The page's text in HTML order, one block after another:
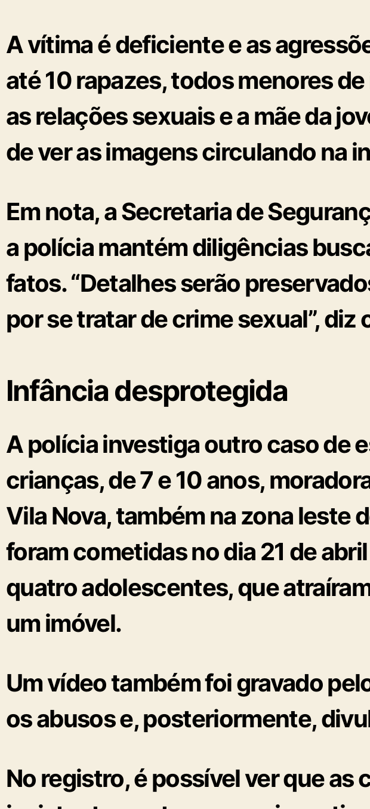
A vítima édeficientee as
até 10 rapazes, todos menores
as relações sexuais e a mãe da
de ver as imagens circulando na
Em nota, a Secretaria de
a polícia mantém diligências
fatos. “Detalhes serão
por se tratar de crime sexual”, diz
Infância desprotegida
A polícia investigaoutro caso de
crianças, de7 e 10 anos,
Vila Nova, também na zona leste
foram cometidas no dia 21 de
quatro adolescentes, que
um imóvel.
Um vídeo também foi gravado
os abusos e, posteriormente,
No registro, é possível ver que as